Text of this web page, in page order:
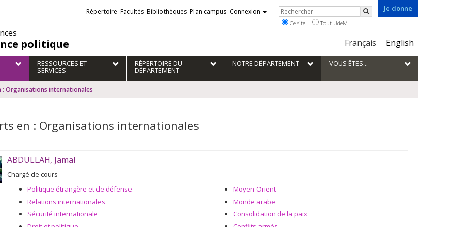
politique
Je donne
Choix
la
langue
Français English
Liens
externes
Répertoire Facultés Bibliothèques Plan campus Connexion Rechercher
Rechercher
Ce site Tout UdeM
RESSOURCES ET
SERVICES
RÉPERTOIRE DU
DÉPARTEMENT
NOTRE DÉPARTEMENT VOUS ÊTES...
: Organisations internationales
en : Organisations internationales
ABDULLAH, Jamal
Chargé de cours
Politique étrangère et de défense
Relations internationales
Sécurité internationale
Moyen-Orient
Monde arabe
Consolidation de la paix